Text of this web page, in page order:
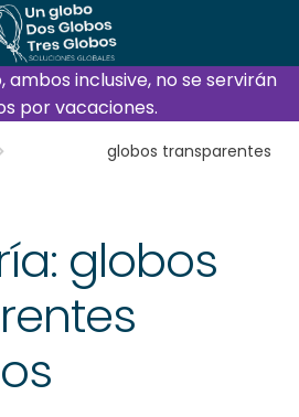
ambos inclusive, no se servirán
por vacaciones.
globos transparentes
globos